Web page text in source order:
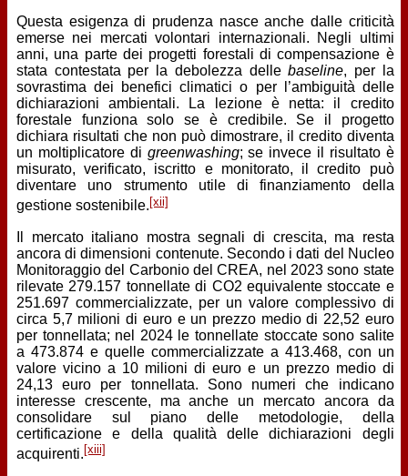
Questa esigenza di prudenza nasce anche dalle criticità
emerse nei mercati volontari internazionali. Negli ultimi
anni, una parte dei progetti forestali di compensazione è
stata contestata per la debolezza dellebaseline, per la
sovrastima dei benefici climatici o per l’ambiguità delle
dichiarazioni ambientali. La lezione è netta: il credito
forestale funziona solo se è credibile. Se il progetto
dichiara risultati che non può dimostrare, il credito diventa
un moltiplicatore di greenwashing; se invece il risultato è
misurato, verificato, iscritto e monitorato, il credito può
diventare uno strumento utile di finanziamento della
gestione sostenibile.[xii]
Il mercato italiano mostra segnali di crescita, ma resta
ancora di dimensioni contenute. Secondo i dati del Nucleo
Monitoraggio del Carbonio del CREA, nel 2023 sono state
rilevate 279.157 tonnellate di CO2 equivalente stoccate e
251.697 commercializzate, per un valore complessivo di
circa 5,7 milioni di euro e un prezzo medio di 22,52 euro
per tonnellata; nel 2024 le tonnellate stoccate sono salite
a 473.874 e quelle commercializzate a 413.468, con un
valore vicino a 10 milioni di euro e un prezzo medio di
24,13 euro per tonnellata. Sono numeri che indicano
interesse crescente, ma anche un mercato ancora da
consolidare sul piano delle metodologie, della
certificazione e della qualità delle dichiarazioni degli
acquirenti. [xiii]